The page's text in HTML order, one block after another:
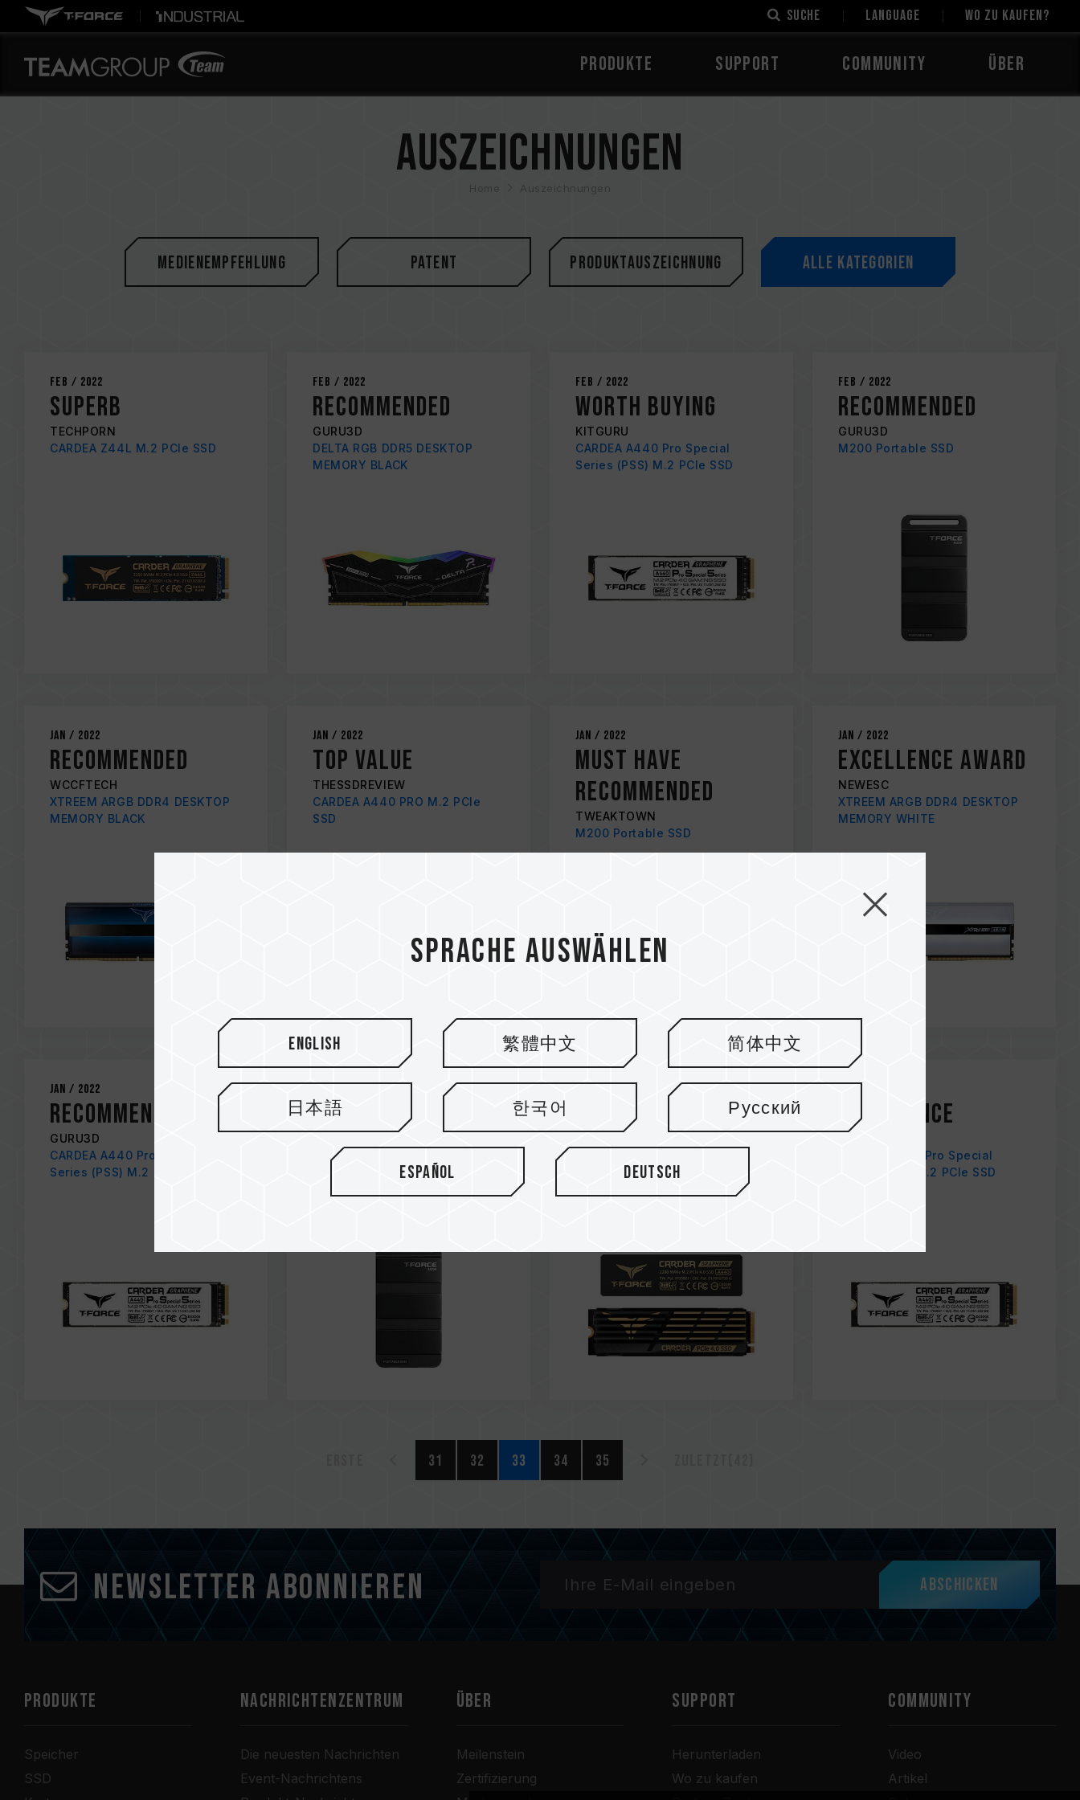
Suche LANGUAGE Wo zu kaufen?
PRODUKTE Support Community Über
Auszeichnungen
Auszeichnungen
Medienempfehlung Patent Produktauszeichnung Alle Kategorien
Feb / 2022
SUPERB
TECHPORN
CARDEA Z44L M.2 PCIe SSD
Feb / 2022
Recommended
GURU3D
DELTA RGB DDR5 DESKTOP
MEMORY BLACK
Feb / 2022
WORTH BUYING
KITGURU
CARDEA A440 Pro Special
Series (PSS) M.2 PCIe SSD
Feb / 2022
Recommended
GURU3D
M200 Portable SSD
Jan / 2022
RECOMMENDED
WCCFTECH
XTREEM ARGB DDR4 DESKTOP
MEMORY BLACK
Jan / 2022
TOP VALUE
THESSDREVIEW
CARDEA A440 PRO M.2 PCIe
SSD
Jan / 2022
MUST HAVE
RECOMMENDED
TWEAKTOWN
M200 Portable SSD
Jan / 2022
Excellence award
NEWESC
XTREEM ARGB DDR4 DESKTOP
MEMORY WHITE
Jan / 2022
Recommended
GURU3D
CARDEA A440 Pro Special
Series (PSS) M.2 PCIe SSD
Jan / 2022
MUST HAVE
EDITOR'S CHOICE
TECHPOWERUP
Dec / 2021
PERFORMANCE
AWARD
PURE PC
CARDEA A440 M.2 PCIe SSD
Dec / 2021
Excellence
CARDEA A440 Pro Special
Series (PSS) M.2 PCIe SSD
31 32 33 34 35
Newsletter abonnieren Abschicken
PRODUKTE
Speicher
SSD
Nachrichtenzentrum
Die neuesten Nachrichten
Event-Nachrichtens
Über
Meilenstein
Zertifizierung
SUPPORT
Herunterladen
Wo zu kaufen
COMMUNITY
Video
Artikel
Sprache auswählen
English 繁體中文 简体中文
日本語 한국어 Русский
Español Deutsch